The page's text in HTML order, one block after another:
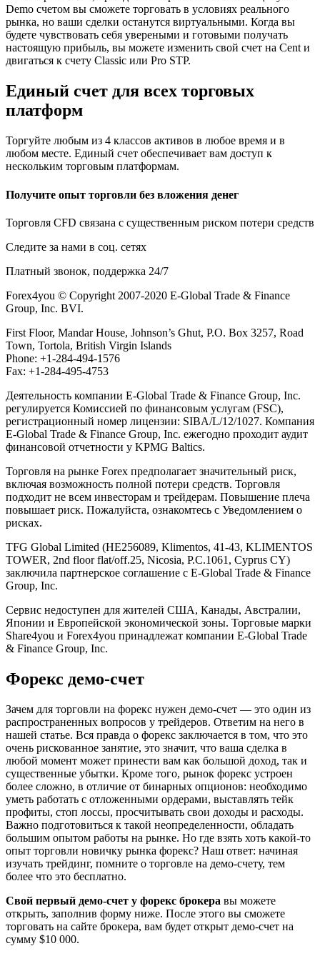
Demo счетом вы сможете торговать в условиях реального
рынка, но ваши сделки останутся виртуальными. Когда вы
будете чувствовать себя увереными и готовыми получать
настоящую прибыль, вы можете изменить свой счет на Cent и
двигаться к счету Classic или Pro STP.
Единый счет для всех торговых
платформ
Торгуйте любым из 4 классов активов в любое время и в
любом месте. Единый счет обеспечивает вам доступ к
нескольким торговым платформам.
Получите опыт торговли без вложения денег
Торговля CFD связана с существенным риском потери средств
Следите за нами в соц. сетях
Платный звонок, поддержка 24/7
Forex4you © Copyright 2007-2020 E-Global Trade & Finance
Group, Inc. BVI.
First Floor, Mandar House, Johnson’s Ghut, P.O. Box 3257, Road
Town, Tortola, British Virgin Islands
Phone: +1-284-494-1576
Fax: +1-284-495-4753
Деятельность компании E-Global Trade & Finance Group, Inc.
регулируется Комиссией по финансовым услугам (FSC),
регистрационный номер лицензии: SIBA/L/12/1027. Компания
E-Global Trade & Finance Group, Inc. ежегодно проходит аудит
финансовой отчетности у KPMG Baltics.
Торговля на рынке Forex предполагает значительный риск,
включая возможность полной потери средств. Торговля
подходит не всем инвесторам и трейдерам. Повышение плеча
повышает риск. Пожалуйста, ознакомтесь с Уведомлением о
рисках.
TFG Global Limited (HE256089, Klimentos, 41-43, KLIMENTOS
TOWER, 2nd floor flat/off.25, Nicosia, P.C.1061, Cyprus CY)
заключила партнерское соглашение с E-Global Trade & Finance
Group, Inc.
Сервис недоступен для жителей США, Канады, Австралии,
Японии и Европейской экономической зоны. Торговые марки
Share4you и Forex4you принадлежат компании E-Global Trade
& Finance Group, Inc.
Форекс демо-счет
Зачем для торговли на форекс нужен демо-счет — это один из
распространенных вопросов у трейдеров. Ответим на него в
нашей статье. Вся правда о форекс заключается в том, что это
очень рискованное занятие, это значит, что ваша сделка в
любой момент может принести вам как большой доход, так и
существенные убытки. Кроме того, рынок форекс устроен
более сложно, в отличие от бинарных опционов: необходимо
уметь работать с отложенными ордерами, выставлять тейк
профиты, стоп лоссы, просчитывать свои доходы и расходы.
Важно подготовиться к такой неопределенности, обладать
большим опытом работы на рынке. Но где взять хоть какой-то
опыт торговли новичку рынка форекс? Наш ответ: начиная
изучать трейдинг, помните о торговле на демо-счету, тем
более что это бесплатно.
Свой первый демо-счет у форекс брокера вы можете
открыть, заполнив форму ниже. После этого вы сможете
торговать на сайте брокера, вам будет открыт демо-счет на
сумму $10 000.